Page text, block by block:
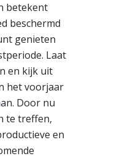
betekent
beschermd
genieten
Laat
en kijk uit
het voorjaar
Door nu
te treffen,
en